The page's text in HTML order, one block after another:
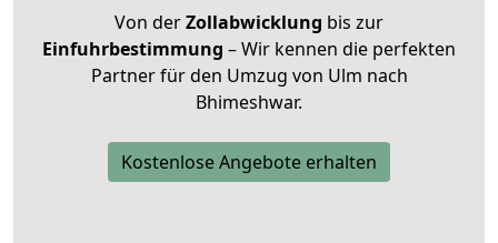
Von derZollabwicklung bis zur
Einfuhrbestimmung – Wir kennen die perfekten
Partner für den Umzug von Ulm nach
Bhimeshwar.
Kostenlose Angebote erhalten